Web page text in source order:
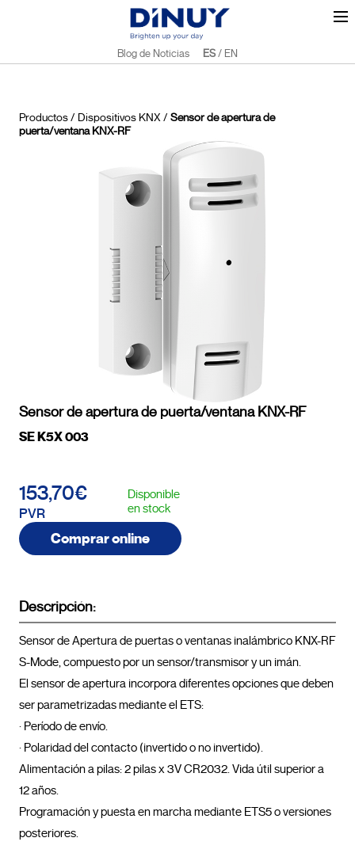
Blog de Noticias ES/ EN
Productos/ Dispositivos KNX/ Sensor de apertura de
puerta/ventana KNX-RF
Sensor de apertura de puerta/ventana KNX-RF
SE K5X 003
153,70€
PVR
Disponible
en stock
Comprar online
Descripción:
Sensor de Apertura de puertas o ventanas inalámbrico KNX-RF
S-Mode, compuesto por un sensor/transmisor y un imán.
El sensor de apertura incorpora diferentes opciones que deben
ser parametrizadas mediante el ETS:
· Período de envío.
· Polaridad del contacto (invertido o no invertido).
Alimentación a pilas: 2 pilas x 3V CR2032. Vida útil superior a
12 años.
Programación y puesta en marcha mediante ETS5 o versiones